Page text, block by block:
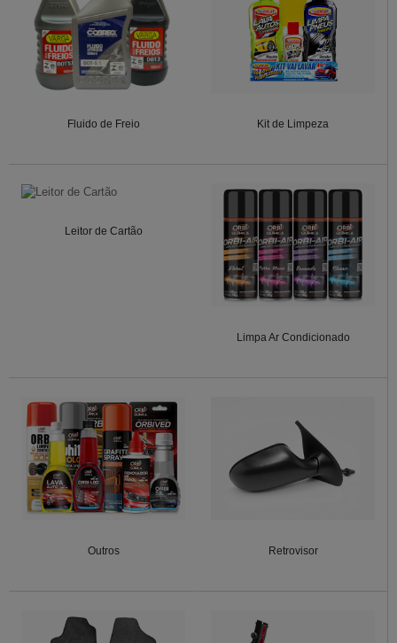
Fluido de Freio Kit de Limpeza
Leitor de Cartão
Limpa Ar Condicionado
Outros Retrovisor